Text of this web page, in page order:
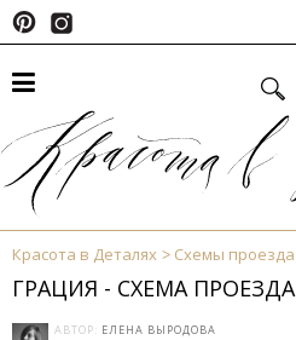
Красота в Деталях Схемы проезда
ГРАЦИЯ - СХЕМА ПРОЕЗДА
АВТОР: ЕЛЕНА ВЫРОДОВА